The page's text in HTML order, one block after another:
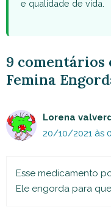
e qualidade de vida.
9 comentários
Femina
Lorena
20/10/2021 às
Esse medicamento
Ele engorda para